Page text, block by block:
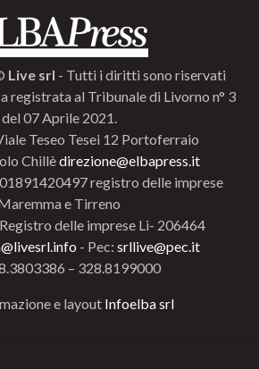
Live srl - Tutti i diritti sono riservati
registrata al Tribunale di Livorno n° 3
del 07 Aprile 2021.
Teseo Tesei 12 Portoferraio
Chillèdirezione@elbapress.it
01891420497 registro delle imprese
e Tirreno
delle imprese Li- 206464
- Pec: srllive@pec.it
– 328.8199000
e layout Infoelba srl